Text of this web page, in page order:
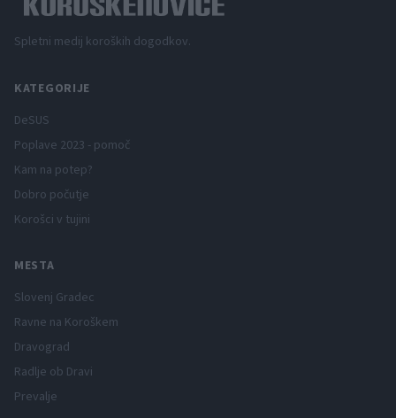
Spletni medij koroških dogodkov.
KATEGORIJE
DeSUS
Poplave 2023 - pomoč
Kam na potep?
Dobro počutje
Korošci v tujini
MESTA
Slovenj Gradec
Ravne na Koroškem
Dravograd
Radlje ob Dravi
Prevalje